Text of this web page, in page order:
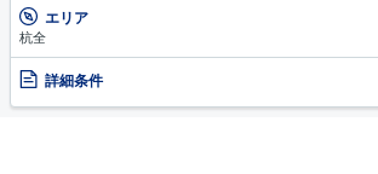
エリア
杭全
詳細条件